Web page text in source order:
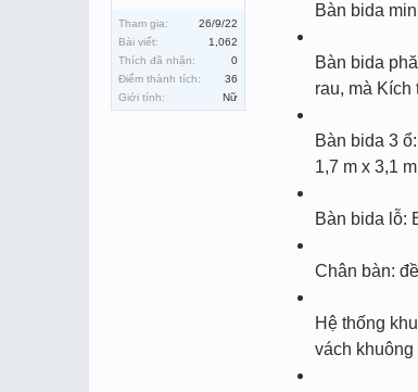
Tham gia:
26/9/22
Bài viết:
1,062
Thích đã nhận:
0
Điểm thành tích:
36
Giới tính:
Nữ
Bàn bida
Bàn bida
rau, mà
Bàn bida 3
1,7 m x 3,1
Bàn bida lỗ:
Chân bàn:
Hệ thống
vách